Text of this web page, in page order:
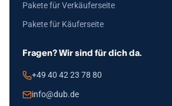
Pakete für Verkäuferseite
Pakete für Käuferseite
Fragen? Wir sind für dich da.
+49 40 42 23 78 80
info@dub.de